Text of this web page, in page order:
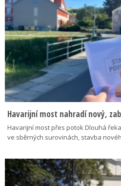
Havarijní most nahradí nový,
Havarijní most přes potok Dlouhá
ve sběrných surovinách, stavba